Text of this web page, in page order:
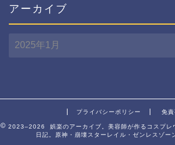
ー
アーカイブ
ー
プライバシーポリシー 免
2023–2026 娯楽のアーカイブ。美容師が作るコスプレ
日記。原神・崩壊スターレイル・ゼンレスゾ